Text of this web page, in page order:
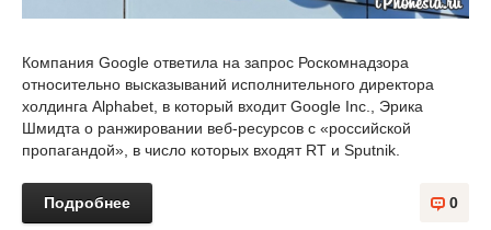
Компания Google ответила на запрос Роскомнадзора
относительно высказываний исполнительного директора
холдинга Alphabet, в который входит Google Inc., Эрика
Шмидта о ранжировании веб-ресурсов с «российской
пропагандой», в число которых входят RT и Sputnik.
Подробнее 0